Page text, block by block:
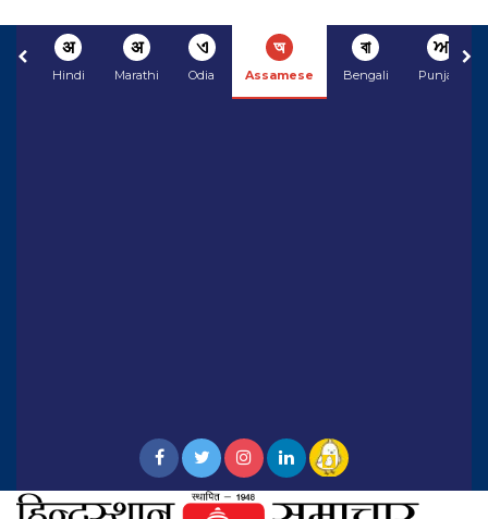
अ
Hindi
अ
Marathi
ଏ
Odia
অ
Assamese
বা
Bengali
ਅ
Punjabi